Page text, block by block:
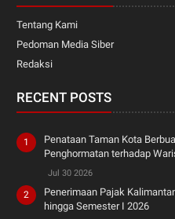
Tentang Kami
Pedoman Media Siber
Redaksi
RECENT POSTS
Penataan Taman Kota
Penghormatan terhadap
Jul 30 2026
Penerimaan Pajak
hingga Semester I 2026